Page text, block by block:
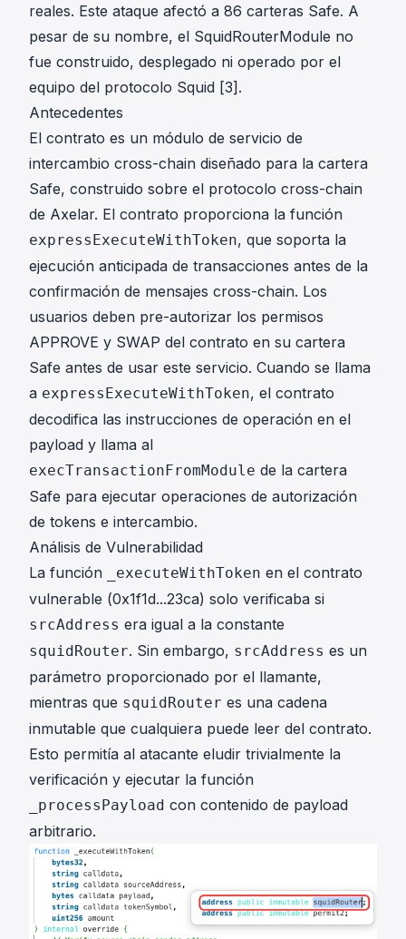
reales. Este ataque afectó a 86 carteras Safe. A
pesar de su nombre, el SquidRouterModule no
fue construido, desplegado ni operado por el
equipo del protocolo Squid [3] .
Antecedentes
El contrato es un módulo de servicio de
intercambio cross-chain diseñado para la cartera
Safe, construido sobre el protocolo cross-chain
de Axelar. El contrato proporciona la función
expressExecuteWithToken, que soporta la
ejecución anticipada de transacciones antes de la
confirmación de mensajes cross-chain. Los
usuarios deben pre-autorizar los permisos
APPROVE y SWAP del contrato en su cartera
Safe antes de usar este servicio. Cuando se llama
a expressExecuteWithToken, el contrato
decodifica las instrucciones de operación en el
payload y llama al
execTransactionFromModule de la cartera
Safe para ejecutar operaciones de autorización
de tokens e intercambio.
Análisis de Vulnerabilidad
La función
_executeWithToken en el contrato
vulnerable (0x1f1d...23ca) solo verificaba si
srcAddress era igual a la constante
squidRouter. Sin embargo, srcAddress es un
parámetro proporcionado por el llamante,
mientras que squidRouter es una cadena
inmutable que cualquiera puede leer del contrato.
Esto permitía al atacante eludir trivialmente la
verificación y ejecutar la función
_processPayload con contenido de payload
arbitrario.